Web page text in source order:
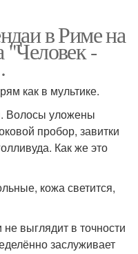
в Риме на
"Человек -
как в мультике.
Волосы уложены
пробор, завитки
Как же это
кожа светится,
выглядит в точности
заслуживает